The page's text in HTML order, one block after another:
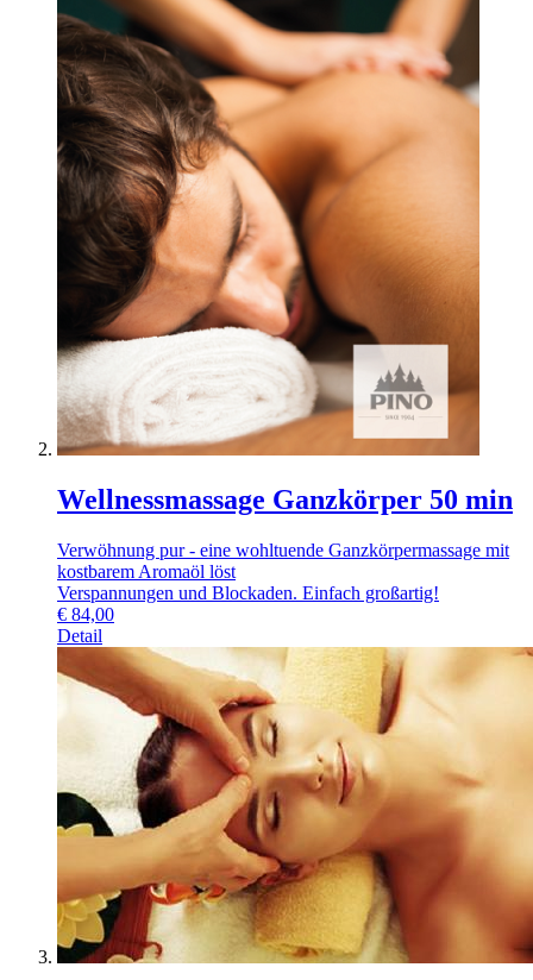
Wellnessmassage Ganzkörper 50 min
Verwöhnung pur - eine wohltuende Ganzkörpermassage mit
kostbarem Aromaöl löst
Verspannungen und Blockaden. Einfach großartig!
€ 84,00
Detail